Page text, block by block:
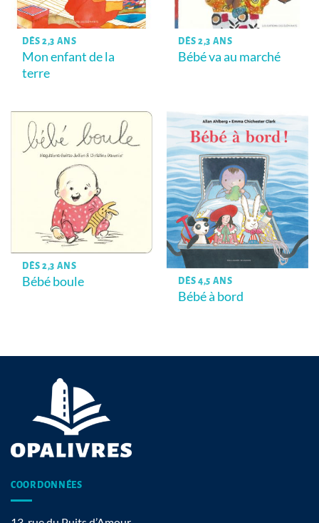
DÈS 2,3 ANS
Mon enfant de la
terre
DÈS 2,3 ANS
Bébé va au marché
DÈS 2,3 ANS
Bébé boule DÈS 4,5 ANS
Bébé à bord
COORDONNÉES